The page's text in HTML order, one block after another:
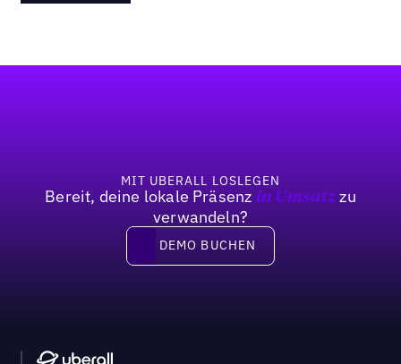
MIT UBERALL LOSLEGEN
Bereit, deine lokale Präsenz in Umsatzzu
verwandeln?
DEMO BUCHEN
DEMO BUCHEN